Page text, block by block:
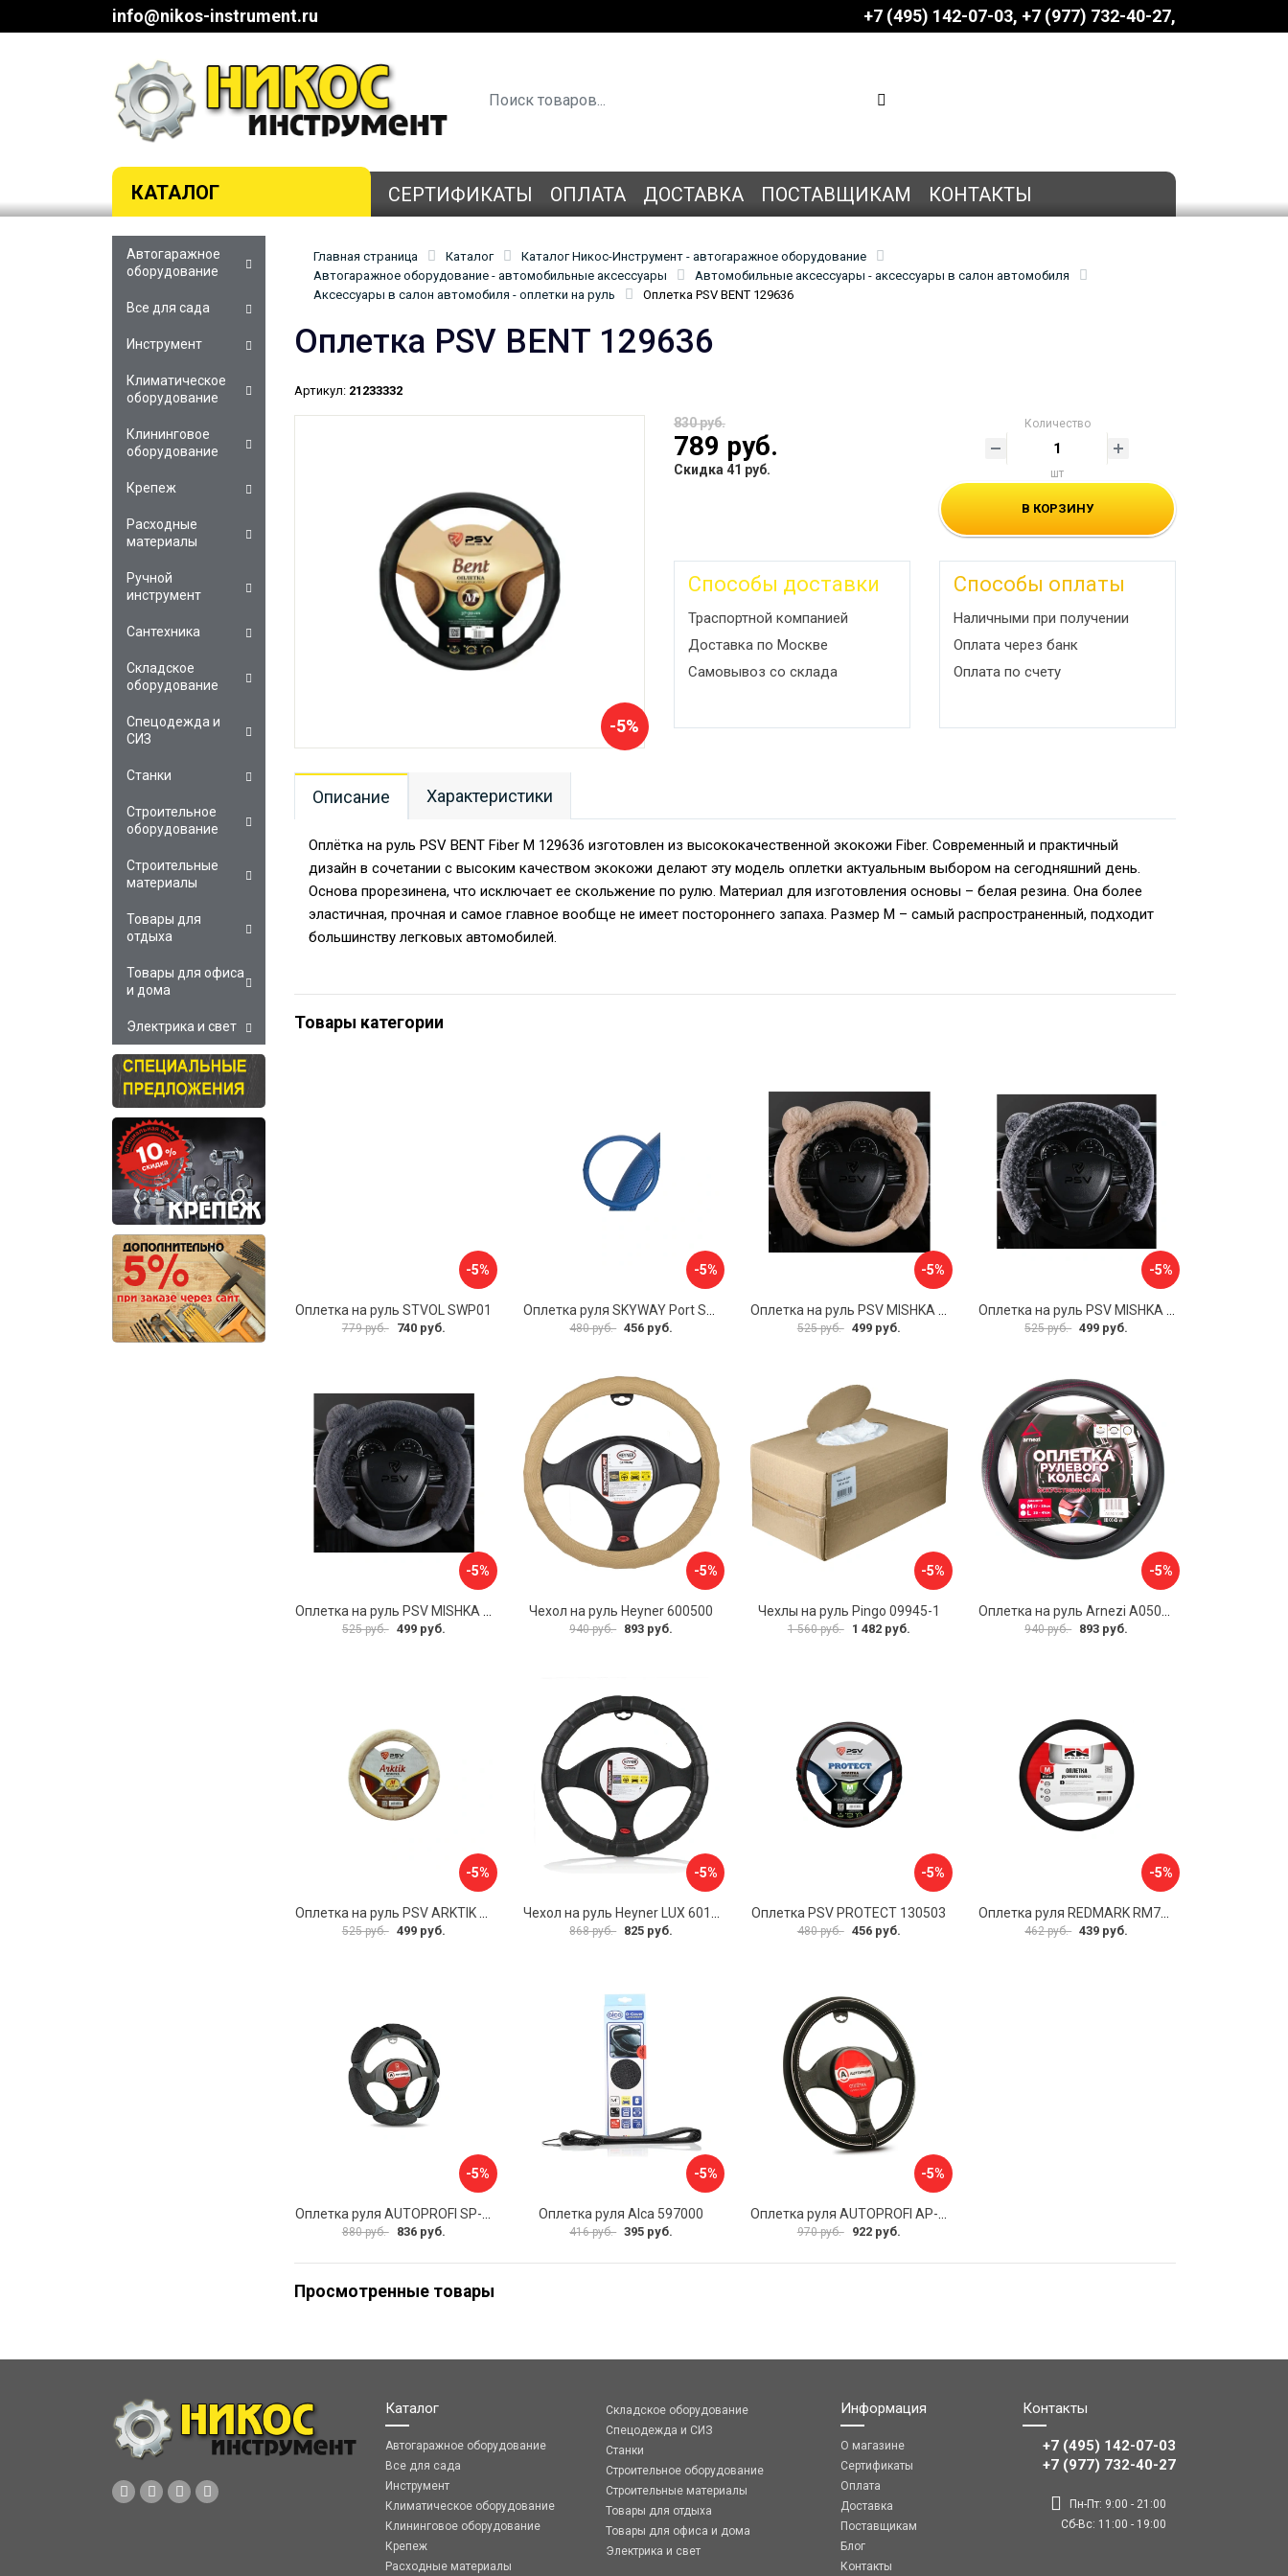
info@nikos-instrument.ru +7 (495) 142-07-03 ‎‎+7 (977) 732-40-27
КАТАЛОГ СЕРТИФИКАТЫ ОПЛАТА ДОСТАВКА ПОСТАВЩИКАМ КОНТАКТЫ
Главная страница Каталог
Каталог Никос-Инструмент - автогаражное оборудование
Автогаражное оборудование - автомобильные аксессуары
Автомобильные аксессуары - аксессуары в салон автомобиля
Аксессуары в салон автомобиля - оплетки на руль
Оплетка PSV BENT 129636
Оплетка PSV BENT 129636
Артикул: 21233332
-5%
830 руб.
789 руб.
Скидка 41 руб.
Количество
шт
В КОРЗИНУ
Способы доставки
Траспортной компанией
Доставка по Москве
Самовывоз со склада
Способы оплаты
Наличными при получении
Оплата через банк
Оплата по счету
Описание Характеристики
Оплётка на руль PSV BENT Fiber М 129636 изготовлен из высококачественной экокожи Fiber. Современный и практичный
дизайн в сочетании с высоким качеством экокожи делают эту модель оплетки актуальным выбором на сегодняшний день.
Основа прорезинена, что исключает ее скольжение по рулю. Материал для изготовления основы – белая резина. Она более
эластичная, прочная и самое главное вообще не имеет постороннего запаха. Размер M – самый распространенный, подходит
большинству легковых автомобилей.
Товары категории
-5%
Оплетка на руль STVOL SWP01
779 руб. 740 руб.
-5%
480 руб. 456 руб.
-5%
525 руб. 499 руб.
-5%
525 руб. 499 руб.
-5%
Оплетка на руль PSV MISHKA Premium 136096
525 руб. 499 руб.
-5%
Чехол на руль Heyner 600500
940 руб. 893 руб.
-5%
Чехлы на руль Pingo 09945-1
1 560 руб. 1 482 руб.
-5%
Оплетка на руль Arnezi A0501040
940 руб. 893 руб.
-5%
525 руб. 499 руб.
-5%
868 руб. 825 руб.
-5%
Оплетка PSV PROTECT 130503
480 руб. 456 руб.
-5%
Оплетка руля REDMARK RM78002
462 руб. 439 руб.
-5%
880 руб. 836 руб.
-5%
Оплетка руля Alca 597000
416 руб. 395 руб.
-5%
970 руб. 922 руб.
Просмотренные товары
Автогаражное
оборудование
Все для сада
Инструмент
Климатическое
оборудование
Клининговое
оборудование
Крепеж
Расходные
материалы
Ручной
инструмент
Сантехника
Складское
оборудование
Спецодежда и
СИЗ
Станки
Строительное
оборудование
Строительные
материалы
Товары для
отдыха
Товары для офиса
и дома
Электрика и свет
Каталог
Автогаражное оборудование
Все для сада
Инструмент
Климатическое оборудование
Клининговое оборудование
Крепеж
Расходные материалы
Складское оборудование
Спецодежда и СИЗ
Станки
Строительное оборудование
Строительные материалы
Товары для отдыха
Товары для офиса и дома
Электрика и свет
Информация
О магазине
Сертификаты
Оплата
Доставка
Поставщикам
Блог
Контакты
Контакты
+7 (495) 142-07-03
‎‎+7 (977) 732-40-27
Пн-Пт: 9:00 - 21:00
Сб-Вс: 11:00 - 19:00